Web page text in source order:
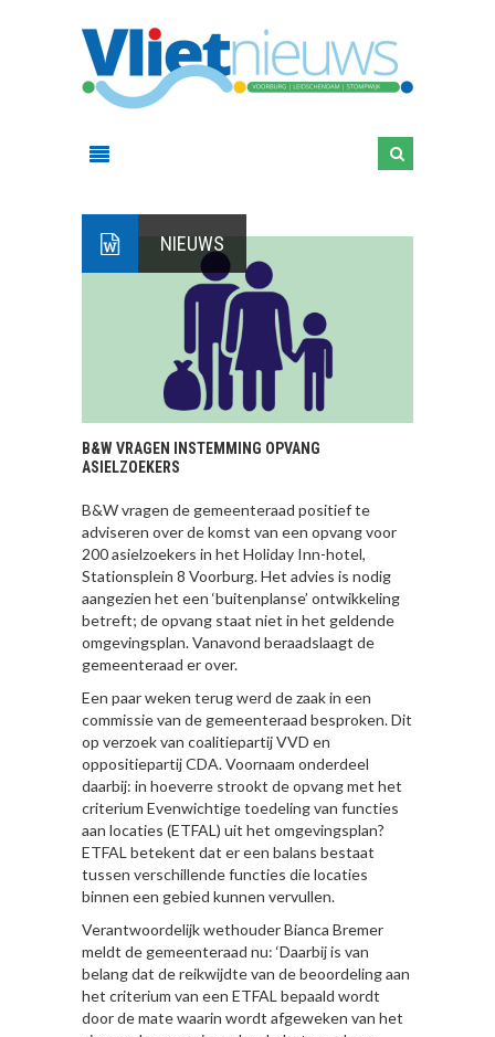
NIEUWS
B&W VRAGEN INSTEMMING OPVANG
ASIELZOEKERS
B&W vragen de gemeenteraad positief te
adviseren over de komst van een opvang voor
200 asielzoekers in het Holiday Inn-hotel,
Stationsplein 8 Voorburg. Het advies is nodig
aangezien het een ‘buitenplanse’ ontwikkeling
betreft; de opvang staat niet in het geldende
omgevingsplan. Vanavond beraadslaagt de
gemeenteraad er over.
Een paar weken terug werd de zaak in een
commissie van de gemeenteraad besproken. Dit
op verzoek van coalitiepartij VVD en
oppositiepartij CDA. Voornaam onderdeel
daarbij: in hoeverre strookt de opvang met het
criterium Evenwichtige toedeling van functies
aan locaties (ETFAL) uit het omgevingsplan?
ETFAL betekent dat er een balans bestaat
tussen verschillende functies die locaties
binnen een gebied kunnen vervullen.
Verantwoordelijk wethouder Bianca Bremer
meldt de gemeenteraad nu: ‘Daarbij is van
belang dat de reikwijdte van de beoordeling aan
het criterium van een ETFAL bepaald wordt
door de mate waarin wordt afgeweken van het